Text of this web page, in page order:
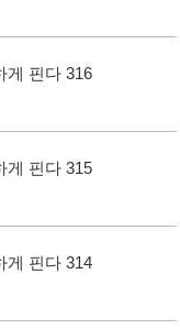
게 핀다 316
게 핀다 315
게 핀다 314